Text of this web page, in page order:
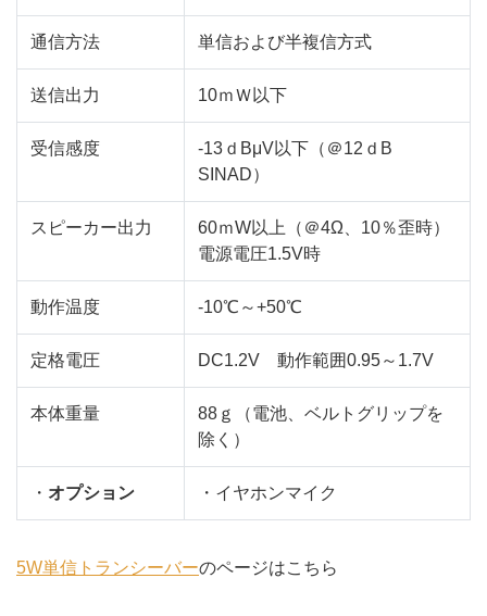
通信方法 単信および半複信方式
送信出力 10ｍＷ以下
受信感度
-13ｄBμV以下（＠12ｄB
SINAD）
スピーカー出力
60ｍW以上（＠4Ω、10％歪時）
電源電圧1.5V時
動作温度 -10℃～+50℃
定格電圧 DC1.2V 動作範囲0.95～1.7V
本体重量
88ｇ（電池、ベルトグリップを
除く）
・ オプション ・イヤホンマイク
5W単信トランシーバーのページはこちら